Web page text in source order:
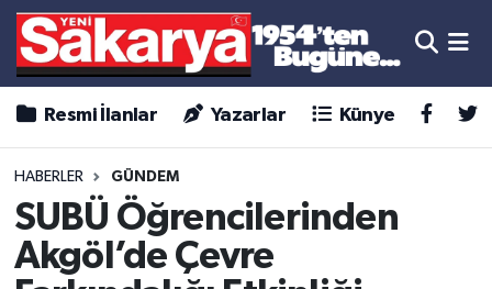
Resmi İlanlar Yazarlar Künye
HABERLER GÜNDEM
SUBÜ Öğrencilerinden
Akgöl’de Çevre